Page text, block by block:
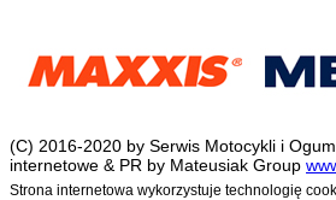
(C) 2016-2020 by Serwis Motocykli i
internetowe & PR by Mateusiak Group
Strona internetowa wykorzystuje technologię